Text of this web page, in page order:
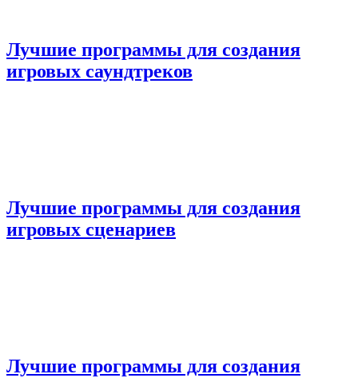
Лучшие программы для создания
игровых саундтреков
Лучшие программы для создания
игровых сценариев
Лучшие программы для создания